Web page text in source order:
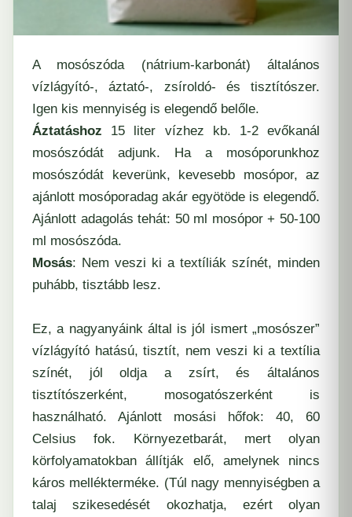
A mosószóda (nátrium-karbonát) általános
vízlágyító-, áztató-, zsíroldó- és tisztítószer.
Igen kis mennyiség is elegendő belőle.
Áztatáshoz 15 liter vízhez kb. 1-2 evőkanál
mosószódát adjunk. Ha a mosóporunkhoz
mosószódát keverünk, kevesebb mosópor, az
ajánlott mosóporadag akár egyötöde is elegendő.
Ajánlott adagolás tehát: 50 ml mosópor + 50-100
ml mosószóda.
Mosás: Nem veszi ki a textíliák színét, minden
puhább, tisztább lesz.
Ez, a nagyanyáink által is jól ismert „mosószer”
vízlágyító hatású, tisztít, nem veszi ki a textília
színét, jól oldja a zsírt, és általános
tisztítószerként, mosogatószerként is
használható. Ajánlott mosási hőfok: 40, 60
Celsius fok. Környezetbarát, mert olyan
körfolyamatokban állítják elő, amelynek nincs
káros mellékterméke. (Túl nagy mennyiségben a
talaj szikesedését okozhatja, ezért olyan